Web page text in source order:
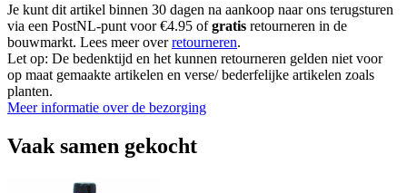
Je kunt dit artikel binnen 30 dagen na aankoop naar ons terugsturen
via een PostNL-punt voor €4.95 ofgratis retourneren in de
bouwmarkt. Lees meer overretourneren.
Let op: De bedenktijd en het kunnen retourneren gelden niet voor
op maat gemaakte artikelen en verse/ bederfelijke artikelen zoals
planten.
Meer informatie over de bezorging
Vaak samen gekocht